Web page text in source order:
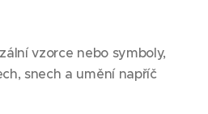
vzorce nebo symboly,
snech a umění napříč